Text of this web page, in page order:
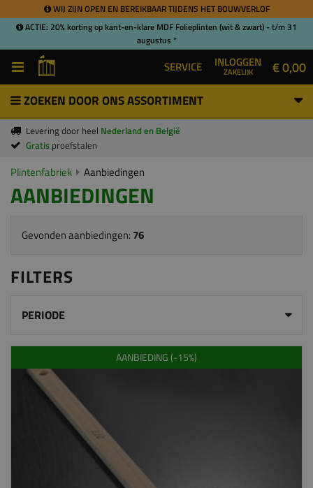
WIJ ZIJN OPEN EN BEREIKBAAR TIJDENS HET BOUWVERLOF
ACTIE: 20% korting op kant-en-klare MDF Folieplinten (wit & zwart) - t/m 31
augustus *
SERVICE INLOGGEN
ZAKELIJK € 0,00
ZOEKEN DOOR ONS ASSORTIMENT
Levering door heel Nederland en België
Gratis proefstalen
Plintenfabriek Aanbiedingen
AANBIEDINGEN
Gevonden aanbiedingen:76
FILTERS
PERIODE
AANBIEDING (-15%)